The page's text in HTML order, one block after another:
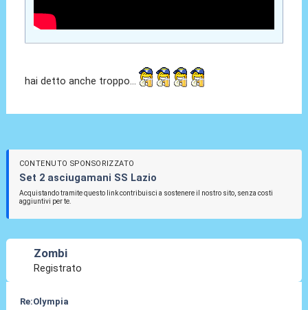
hai detto anche troppo...
CONTENUTO SPONSORIZZATO
Set 2 asciugamani SS Lazio
Acquistando tramite questo link contribuisci a sostenere il nostro sito, senza costi
aggiuntivi per te.
Zombi
Registrato
Re:Olympia